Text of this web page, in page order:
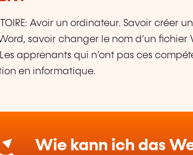
Avoir un ordinateur. Savoir créer
savoir changer le nom d’un
apprenants qui n’ont pas ces
en informatique.
Wie kann ich das